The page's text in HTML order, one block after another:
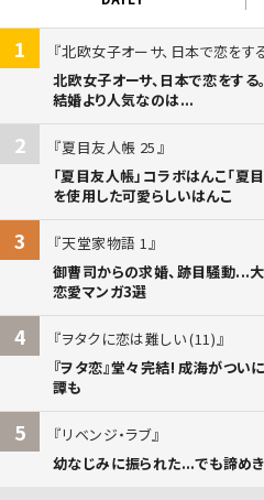
1
北欧女子オーサ、日本で恋をする
北欧女子オーサ、日本で恋をす
結婚より人気なのは...
2
夏目友人帳 25
「夏目友人帳」コラボはんこ「夏
を使用した可愛らしいはんこ
3
天堂家物語 1
御曹司からの求婚、跡目騒動...
恋愛マンガ3選
4
ヲタクに恋は難しい (11)
『ヲタ恋』堂々完結! 成海がつい
譚も
5
リベンジ・ラブ
幼なじみに振られた...でも諦めき